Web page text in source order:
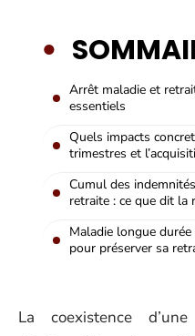
Arrêt maladie et
essentiels
Quels impacts
trimestres et
Cumul des
retraite : ce que dit la
Maladie longue
pour préserver sa
La coexistence